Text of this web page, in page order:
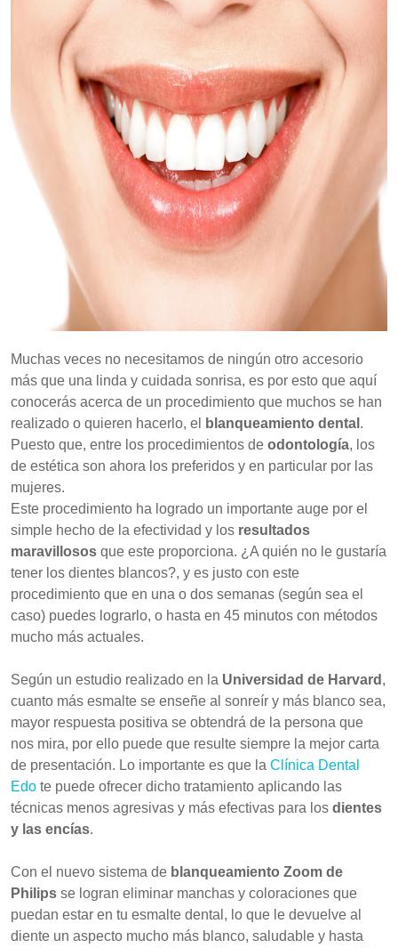
Muchas veces no necesitamos de ningún otro accesorio
más que una linda y cuidada sonrisa, es por esto que aquí
conocerás acerca de un procedimiento que muchos se han
realizado o quieren hacerlo, el
blanqueamiento dental .
Puesto que, entre los procedimientos de odontología, los
de estética son ahora los preferidos y en particular por las
mujeres.
Este procedimiento ha logrado un importante auge por el
simple hecho de la efectividad y los resultados
maravillosos que este proporciona. ¿A quién no le gustaría
tener los dientes blancos?, y es justo con este
procedimiento que en una o dos semanas (según sea el
caso) puedes lograrlo, o hasta en 45 minutos con métodos
mucho más actuales.
Según un estudio realizado en la Universidad de Harvard ,
cuanto más esmalte se enseñe al sonreír y más blanco sea,
mayor respuesta positiva se obtendrá de la persona que
nos mira, por ello puede que resulte siempre la mejor carta
de presentación. Lo importante es que la Clínica Dental
Edo te puede ofrecer dicho tratamiento aplicando las
técnicas menos agresivas y más efectivas para los dientes
y las encías.
Con el nuevo sistema de blanqueamiento Zoom de
Philips se logran eliminar manchas y coloraciones que
puedan estar en tu esmalte dental, lo que le devuelve al
diente un aspecto mucho más blanco, saludable y hasta